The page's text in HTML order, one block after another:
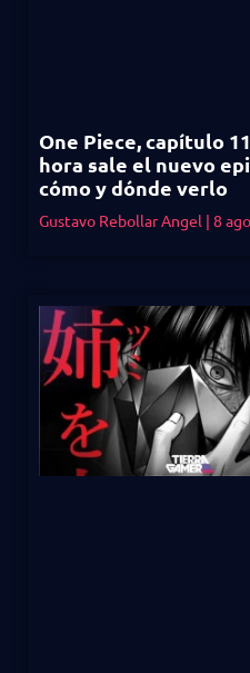
One Piece, capítulo
hora sale el nuevo
cómo y dónde verlo
Gustavo Rebollar Angel 8